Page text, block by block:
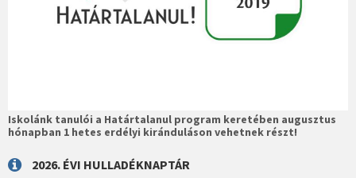
Iskolánk tanulói a Határtalanul program keretében augusztus
hónapban 1 hetes erdélyi kiránduláson vehetnek részt!
2026. ÉVI HULLADÉKNAPTÁR